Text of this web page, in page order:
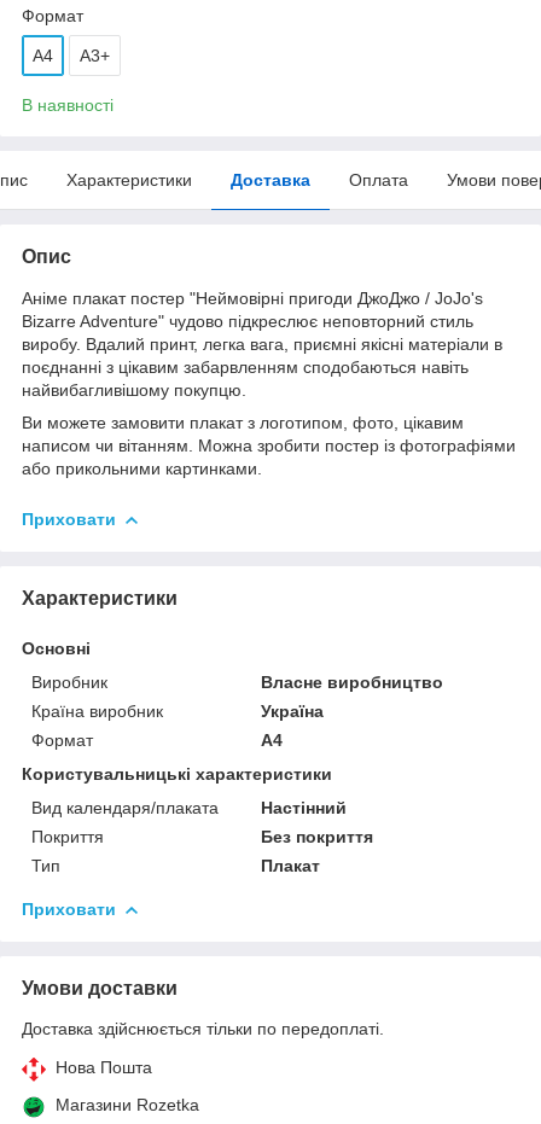
Формат
A4 А3+
В наявності
Характеристики Доставка Оплата Умови
Опис
Аніме плакат постер "Неймовірні пригоди ДжоДжо / JoJo's
Bizarre Adventure" чудово підкреслює неповторний стиль
виробу. Вдалий принт, легка вага, приємні якісні матеріали в
поєднанні з цікавим забарвленням сподобаються навіть
найвибагливішому покупцю.
Ви можете замовити плакат з логотипом, фото, цікавим
написом чи вітанням. Можна зробити постер із фотографіями
або прикольними картинками.
Приховати
Характеристики
Основні
Виробник
Власне виробництво
Країна виробник
Україна
Формат
A4
Користувальницькі характеристики
Вид календаря/плаката
Настінний
Покриття
Без покриття
Тип
Плакат
Приховати
Умови доставки
Доставка здійснюється тільки по передоплаті.
Нова Пошта
Магазини Rozetka